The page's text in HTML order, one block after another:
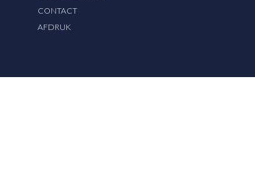
CONTACT
AFDRUK